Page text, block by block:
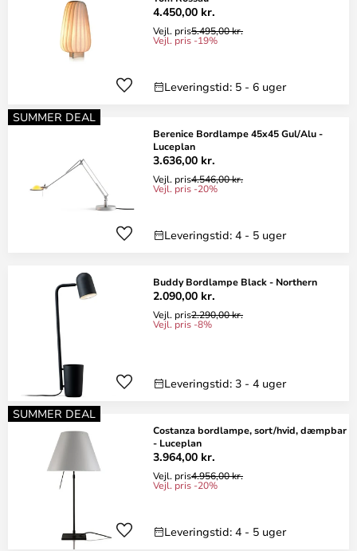
4.450,00 kr.
Vejl. pris5.495,00 kr.
Vejl. pris -19%
Leveringstid: 5 - 6 uger
SUMMER DEAL
Berenice Bordlampe 45x45 Gul/Alu -
Luceplan
3.636,00 kr.
Vejl. pris4.546,00 kr.
Vejl. pris -20%
Leveringstid: 4 - 5 uger
Buddy Bordlampe Black - Northern
2.090,00 kr.
Vejl. pris2.290,00 kr.
Vejl. pris -8%
Leveringstid: 3 - 4 uger
SUMMER DEAL
Costanza bordlampe, sort/hvid, dæmpbar
- Luceplan
3.964,00 kr.
Vejl. pris4.956,00 kr.
Vejl. pris -20%
Leveringstid: 4 - 5 uger